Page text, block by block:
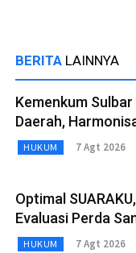
BERITA LAINNYA
Kemenkum
Daerah,
HUKUM 7 Agt 2026
Optimal
Evaluasi Perda
HUKUM 7 Agt 2026